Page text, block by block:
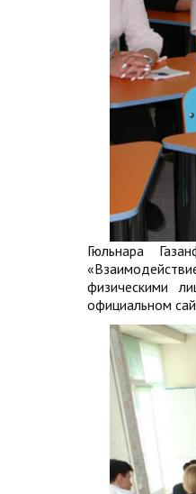
Гюльнара
физическими
официальном